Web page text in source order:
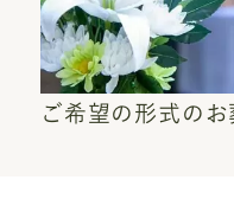
ご希望の形式のお